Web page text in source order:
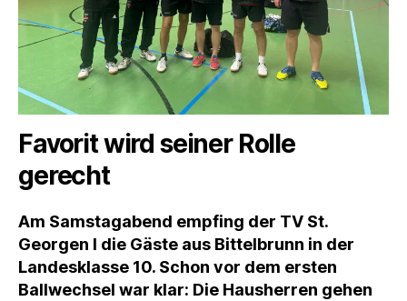
Favorit wird seiner Rolle
gerecht
Am Samstagabend empfing der TV St.
Georgen I die Gäste aus Bittelbrunn in der
Landesklasse 10. Schon vor dem ersten
Ballwechsel war klar: Die Hausherren gehen